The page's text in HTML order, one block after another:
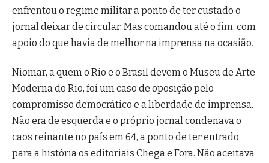
enfrentou o regime militar a ponto de ter custado o
jornal deixar de circular. Mas comandou até o fim, com
apoio do que havia de melhor na imprensa na ocasião.
Niomar, a quem o Rio e o Brasil devem o Museu de Arte
Moderna do Rio, foi um caso de oposição pelo
compromisso democrático e a liberdade de imprensa.
Não era de esquerda e o próprio jornal condenava o
caos reinante no país em 64, a ponto de ter entrado
para a história os editoriais Chega e Fora. Não aceitava